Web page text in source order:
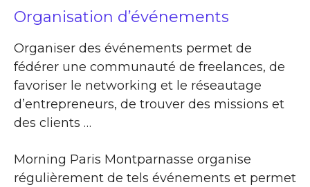
Organisation d’événements
Organiser des événements permet de
fédérer une communauté de freelances, de
favoriser le networking et le réseautage
d’entrepreneurs, de trouver des missions et
des clients …
Morning Paris Montparnasse organise
régulièrement de tels événements et permet